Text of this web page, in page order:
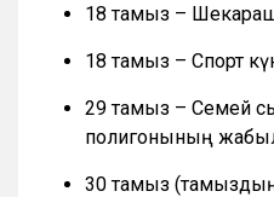
18 тамыз –
18 тамыз – Спорт
29 тамыз – Семей
полигонының
30 тамыз